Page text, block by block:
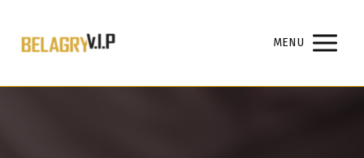
MENU